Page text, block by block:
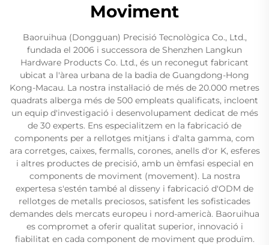
Moviment
Baoruihua (Dongguan) Precisió Tecnològica Co., Ltd.,
fundada el 2006 i successora de Shenzhen Langkun
Hardware Products Co. Ltd., és un reconegut fabricant
ubicat a l'àrea urbana de la badia de Guangdong-Hong
Kong-Macau. La nostra instal·lació de més de 20.000 metres
quadrats alberga més de 500 empleats qualificats, incloent
un equip d'investigació i desenvolupament dedicat de més
de 30 experts. Ens especialitzem en la fabricació de
components per a rellotges mitjans i d'alta gamma, com
ara corretges, caixes, fermalls, corones, anells d'or K, esferes
i altres productes de precisió, amb un èmfasi especial en
components de moviment (movement). La nostra
expertesa s'estén també al disseny i fabricació d'ODM de
rellotges de metalls preciosos, satisfent les sofisticades
demandes dels mercats europeu i nord-americà. Baoruihua
es compromet a oferir qualitat superior, innovació i
fiabilitat en cada component de moviment que produïm.